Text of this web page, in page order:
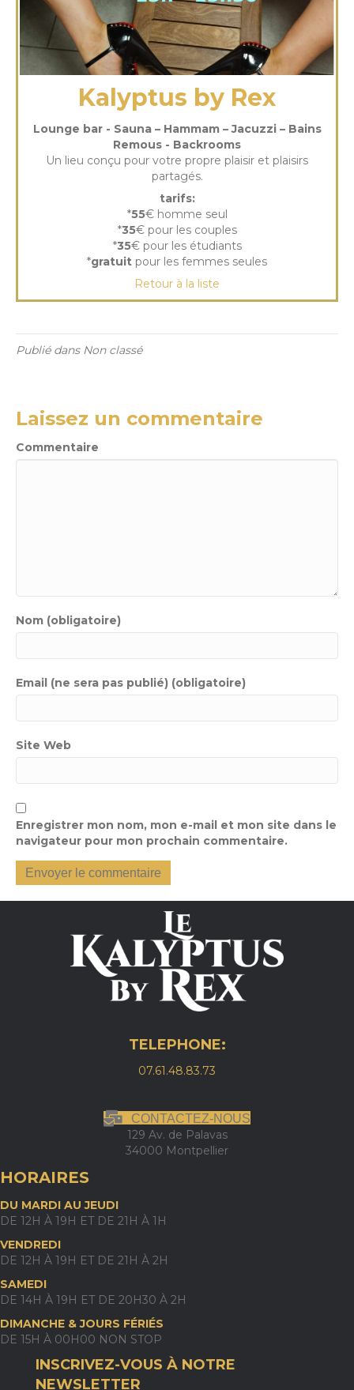
Kalyptus by Rex
Lounge bar - Sauna – Hammam – Jacuzzi – Bains
Remous - Backrooms
Un lieu conçu pour votre propre plaisir et plaisirs
partagés.
tarifs:
*55€ homme seul
*35€ pour les couples
*35€ pour les étudiants
*gratuit pour les femmes seules
Retour à la liste
Publié dans Non classé
Laissez un commentaire
Commentaire
Nom (obligatoire)
Email (ne sera pas publié) (obligatoire)
Site Web
Enregistrer mon nom, mon e-mail et mon site dans le
navigateur pour mon prochain commentaire.
TELEPHONE:
07.61.48.83.73
CONTACTEZ-NOUS
129 Av. de Palavas
34000 Montpellier
HORAIRES
DU MARDI AU JEUDI
DE 12H À 19H ET DE 21H À 1H
VENDREDI
DE 12H À 19H ET DE 21H À 2H
SAMEDI
DE 14H À 19H ET DE 20H30 À 2H
DIMANCHE & JOURS FÉRIÉS
DE 15H À 00H00 NON STOP
INSCRIVEZ-VOUS À NOTRE
NEWSLETTER